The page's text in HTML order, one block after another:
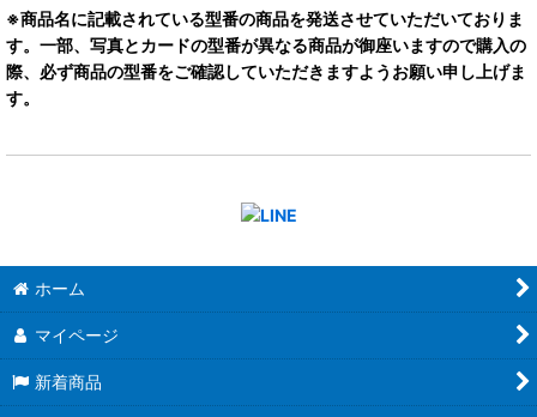
※商品名に記載されている型番の商品を発送させていただいておりま
す。一部、写真とカードの型番が異なる商品が御座いますので購入の
際、必ず商品の型番をご確認していただきますようお願い申し上げま
す。
ホーム
マイページ
新着商品